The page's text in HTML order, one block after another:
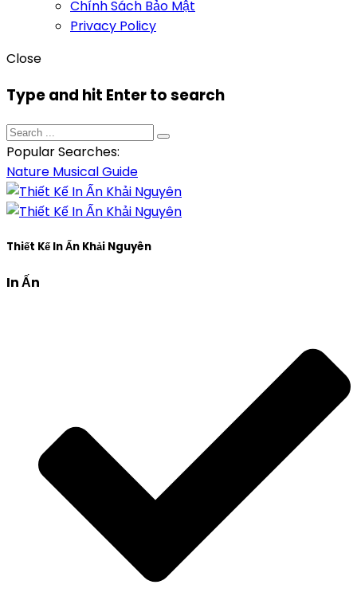
Chính Sách Bảo Mật
Privacy Policy
Close
Type and hit Enter to search
Popular Searches:
Nature MusicalGuide
Thiết Kế In Ấn Khải Nguyên
In Ấn